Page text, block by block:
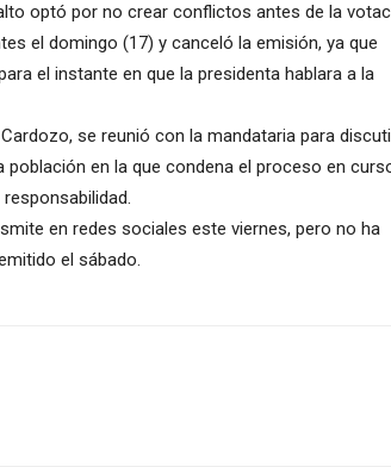
optó por no crear conflictos antes de la
el domingo (17) y canceló la emisión, ya que
el instante en que la presidenta hablara a la
se reunió con la mandataria para
población en la que condena el proceso en
en redes sociales este viernes, pero no ha
el sábado.